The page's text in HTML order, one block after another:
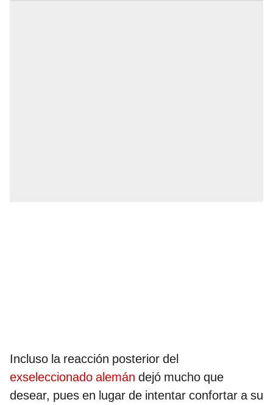
Incluso la reacción posterior del
exseleccionado alemán dejó mucho que
desear, pues en lugar de intentar confortar a su